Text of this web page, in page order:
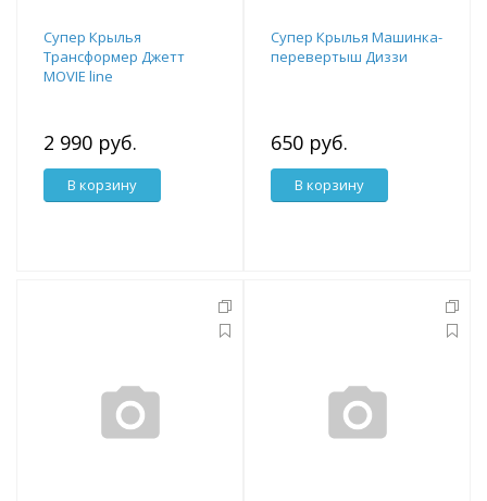
Супер Крылья
Трансформер Джетт
MOVIE line
2 990 руб.
В корзину
Супер Крылья Машинка-
перевертыш Диззи
650 руб.
В корзину